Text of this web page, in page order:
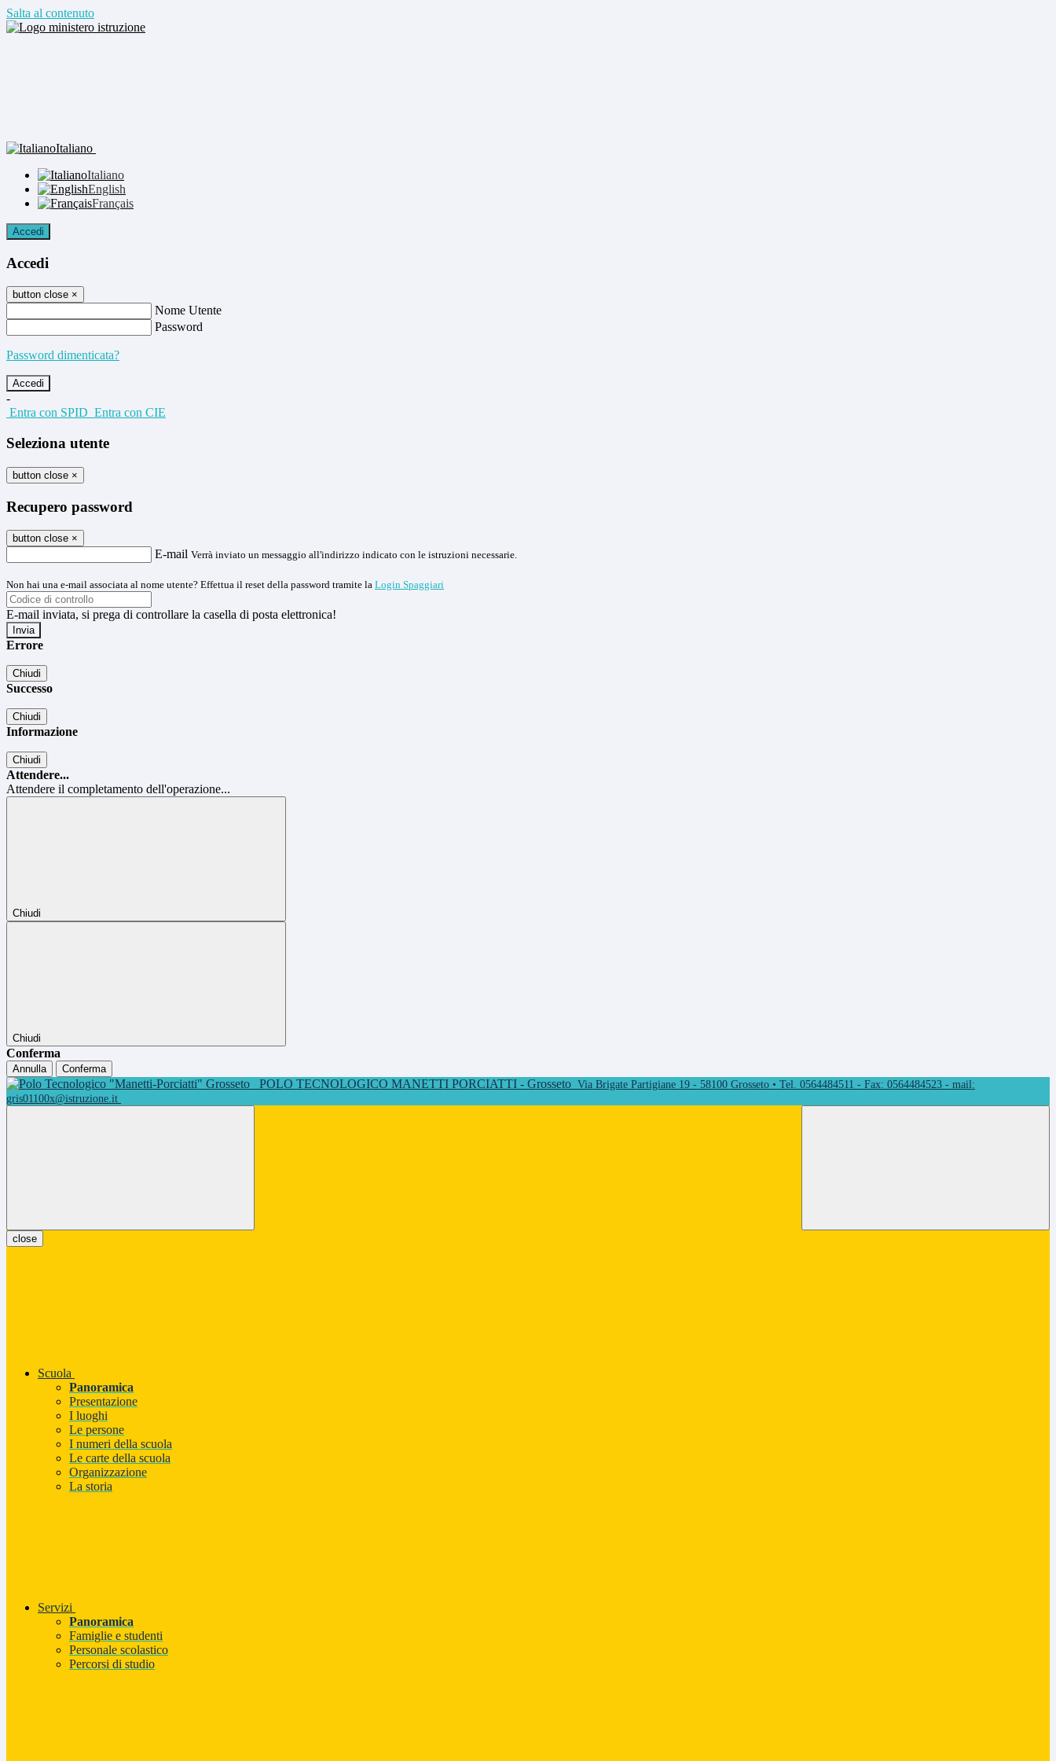
Salta al contenuto
Italiano
Italiano
English
Français
Accedi
Accedi
button close ×
Nome Utente
Password
Password dimenticata?
-
Entra con SPID Entra con CIE
Seleziona utente
button close ×
Recupero password
button close ×
E-mail Verrà inviato un messaggio all'indirizzo indicato con le istruzioni necessarie.
Non hai una e-mail associata al nome utente? Effettua il reset della password tramite la Login Spaggiari
E-mail inviata, si prega di controllare la casella di posta elettronica!
Errore
Chiudi
Successo
Chiudi
Informazione
Chiudi
Attendere...
Attendere il completamento dell'operazione...
Chiudi
Chiudi
Conferma
Annulla Conferma
POLO TECNOLOGICO MANETTI PORCIATTI - Grosseto Via Brigate Partigiane 19 - 58100 Grosseto • Tel. 0564484511 - Fax: 0564484523 - mail:
gris01100x@istruzione.it
close
Scuola
Panoramica
Presentazione
I luoghi
Le persone
I numeri della scuola
Le carte della scuola
Organizzazione
La storia
Servizi
Panoramica
Famiglie e studenti
Personale scolastico
Percorsi di studio